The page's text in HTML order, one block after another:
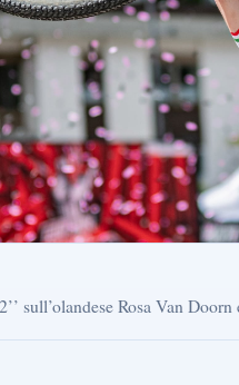
sull’olandese Rosa Van